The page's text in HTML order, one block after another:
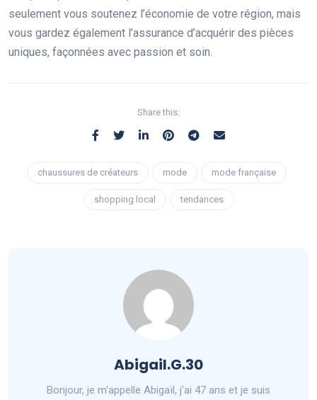
seulement vous soutenez l’économie de votre région, mais
vous gardez également l’assurance d’acquérir des pièces
uniques, façonnées avec passion et soin.
Share this:
chaussures de créateurs mode mode française
shopping local tendances
Abigail.G.30
Bonjour, je m'appelle Abigaïl, j'ai 47 ans et je suis